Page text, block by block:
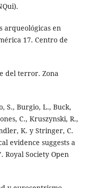
arqueológicas en
17. Centro de
del terror. Zona
S., Burgio, L., Buck,
C., Kruszynski, R.,
K. y Stringer, C.
evidence suggests a
Royal Society Open